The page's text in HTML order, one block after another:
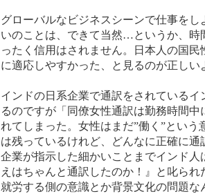
グローバルなビジネスシーンで仕事を
いのことは、できて当然…というか、時
ったく信用はされません。日本人の国
に適応しやすかった、と見るのが正しい
インドの日系企業で通訳をされている
るのですが「同僚女性通訳は勤務時間
れてしまった。女性はまだ”働く”とい
は残っているけれど、どんなに正確に
企業が指示した細かいことまでインド人
えはちゃんと通訳したのか！』と叱ら
就労する側の意識とか背景文化の問題